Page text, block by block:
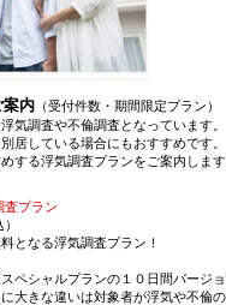
内 （受付件数・期間限定プラン）
気調査や不倫調査となっています。
居している場合にもおすすめです。
する浮気調査プランをご案内します
査プラン
となる浮気調査プラン！
ペシャルプランの１０日間バージ
大きな違いは対象者が浮気や不倫